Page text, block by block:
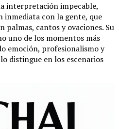
interpretación impecable,
con la gente, que
palmas, cantos y ovaciones. Su
uno de los momentos más
emoción, profesionalismo y
distingue en los escenarios